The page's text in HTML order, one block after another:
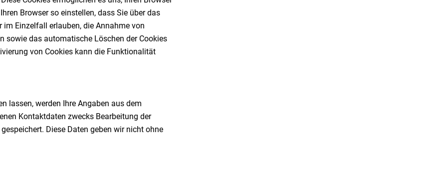
Browser so einstellen, dass Sie über das
Einzelfall erlauben, die Annahme von
sowie das automatische Löschen der Cookies
von Cookies kann die Funktionalität
lassen, werden Ihre Angaben aus dem
Kontaktdaten zwecks Bearbeitung der
Diese Daten geben wir nicht ohne